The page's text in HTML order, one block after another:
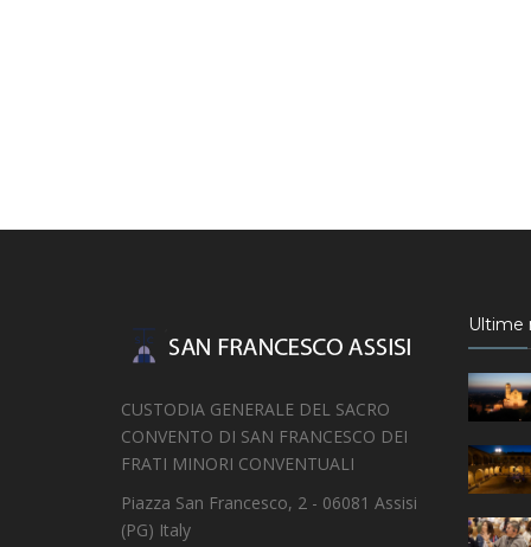
CUSTODIA GENERALE DEL SACRO
CONVENTO DI SAN FRANCESCO DEI
FRATI MINORI CONVENTUALI
Piazza San Francesco, 2 - 06081 Assisi
(PG) Italy
Ultime